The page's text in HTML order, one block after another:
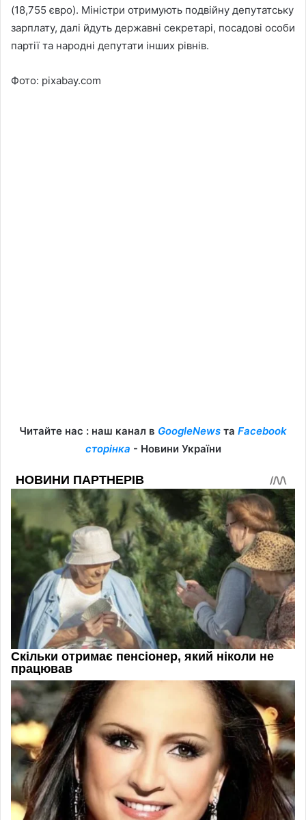
(18,755 євро). Міністри отримують подвійну депутатську
зарплату, далі йдуть державні секретарі, посадові особи
партії та народні депутати інших рівнів.
Фото: pixabay.com
Читайте нас : наш канал в GoogleNews та Facebook
сторінка - Новини України